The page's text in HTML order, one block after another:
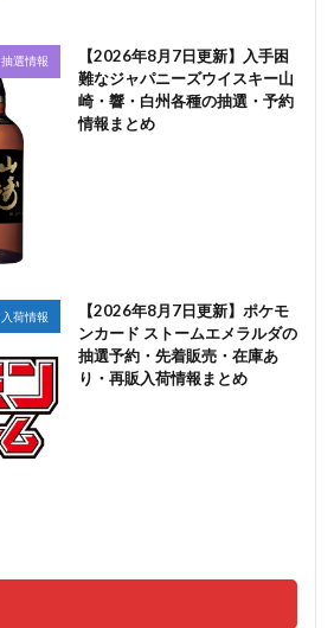
抽選情報
【2026年8月7日更新】入手困
難なジャパニーズウイスキー山
崎・響・白州各種の抽選・予約
情報まとめ
入荷情報
【2026年8月7日更新】ポケモ
ンカード ストームエメラルダの
抽選予約・先着販売・在庫あ
り・再販入荷情報まとめ